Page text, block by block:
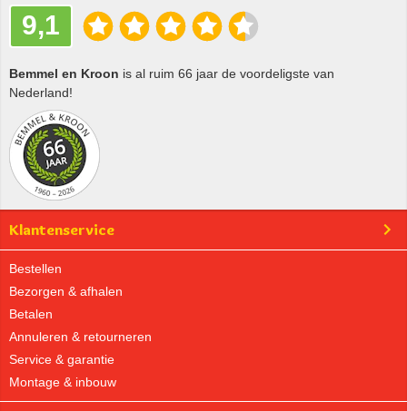
9,1
Bemmel en Kroon is al ruim 66 jaar de voordeligste van
Nederland!
Klantenservice
Bestellen
Bezorgen & afhalen
Betalen
Annuleren & retourneren
Service & garantie
Montage & inbouw